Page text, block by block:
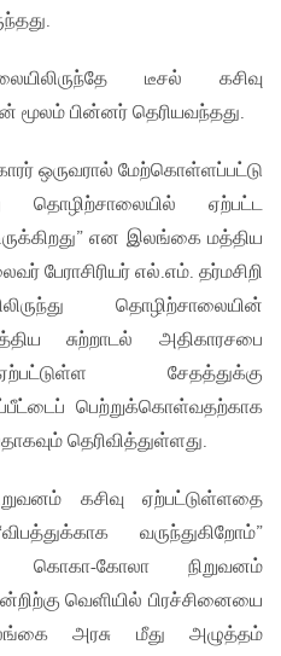
டீசல் கசிவு
மூலம் பின்னர் தெரியவந்தது.
ஒருவரால் மேற்கொள்ளப்பட்டு
தொழிற்சாலையில் ஏற்பட்ட
என இலங்கை மத்திய
பேராசிரியர் எல்.எம். தர்மசிறி
தொழிற்சாலையின்
சுற்றாடல் அதிகாரசபை
சேதத்துக்கு
பெற்றுக்கொள்வதற்காக
தெரிவித்துள்ளது.
கசிவு ஏற்பட்டுள்ளதை
வருந்துகிறோம்”
கொகா-கோலா நிறுவனம்
வெளியில் பிரச்சினையை
அரசு மீது அழுத்தம்